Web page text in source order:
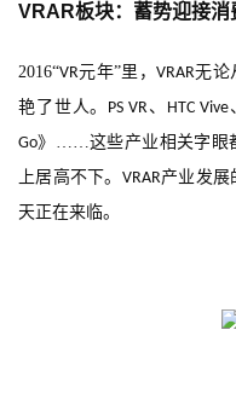
VRAR板块：蓄势迎接消
2016“VR元年”里， VRAR无论
艳了世人。 PS VR、 HTC Vive
Go》 ……这些产业相关字眼
上居高不下。 VRAR产业发展
天正在来临。